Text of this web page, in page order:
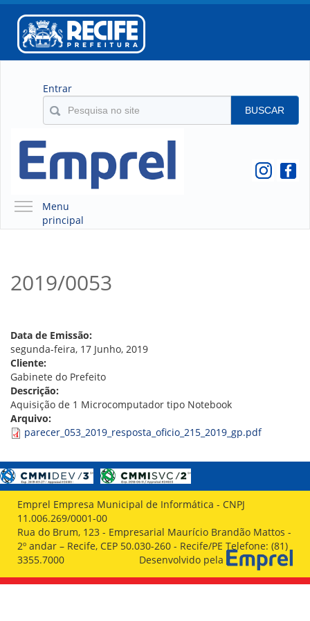
Entrar
BUSCAR
Menu
principal
O QUE É A EMPREL
CONSELHOS
LOCALIZAÇÃO
GESTORES
GOVERNANÇA
NOTÍCIAS
COMPRAS
COMISSÕES
LICITAÇÕES
REGULAMENTO INTERNO DE LICITAÇÕES E
CONTRATO
GESTÃO DE PESSOAS
COLABORADORES
2019/0053
Data de Emissão:
segunda-feira, 17 Junho, 2019
Cliente:
Gabinete do Prefeito
Descrição:
Aquisição de 1 Microcomputador tipo Notebook
Arquivo:
parecer_053_2019_resposta_oficio_215_2019_gp.pdf
Emprel Empresa Municipal de Informática - CNPJ
11.006.269/0001-00
Rua do Brum, 123 - Empresarial Maurício Brandão Mattos -
2º andar – Recife, CEP 50.030-260 - Recife/PE Telefone: (81)
3355.7000
Desenvolvido pela